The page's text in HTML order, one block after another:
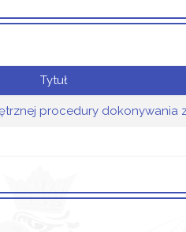
Tytuł
procedury dokonywania